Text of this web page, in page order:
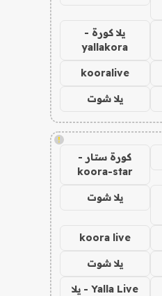
يلا كورة -
yallakora
kooralive
يلا شوت
!
كورة ستار -
koora-star
يلا شوت
koora live
يلا شوت
Yalla Live - يلا